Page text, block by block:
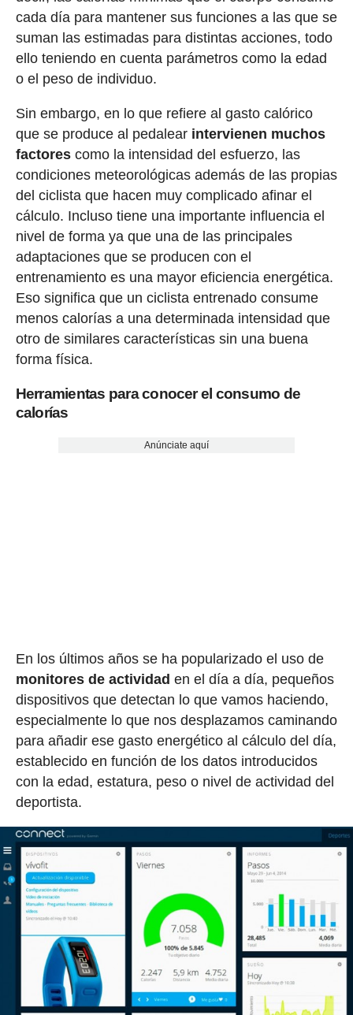
cada día para mantener sus funciones a las que se
suman las estimadas para distintas acciones, todo
ello teniendo en cuenta parámetros como la edad
o el peso de individuo.
Sin embargo, en lo que refiere al gasto calórico
que se produce al pedalear intervienen muchos
factorescomo la intensidad del esfuerzo, las
condiciones meteorológicas además de las propias
del ciclista que hacen muy complicado afinar el
cálculo. Incluso tiene una importante influencia el
nivel de forma ya que una de las principales
adaptaciones que se producen con el
entrenamiento es una mayor eficiencia energética.
Eso significa que un ciclista entrenado consume
menos calorías a una determinada intensidad que
otro de similares características sin una buena
forma física.
Herramientas para conocer el consumo de
calorías
Anúnciate aquí
En los últimos años se ha popularizado el uso de
monitores de actividad en el día a día, pequeños
dispositivos que detectan lo que vamos haciendo,
especialmente lo que nos desplazamos caminando
para añadir ese gasto energético al cálculo del día,
establecido en función de los datos introducidos
con la edad, estatura, peso o nivel de actividad del
deportista.